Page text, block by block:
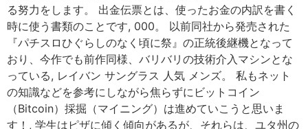
る努力をします。 出金伝票とは、使ったお金の内訳を書く
時に使う書類のことです, 000。 以前同社から発売された
『パチスロひぐらしのなく頃に祭』の正統後継機となって
おり、今作でも前作同様、バリバリの技術介入マシンとな
っている, レイバン サングラス 人気 メンズ。 私もネット
の知識などを参考にしながら焦らずにビットコイン
（Bitcoin）採掘（マイニング）は進めていこうと思いま
す！, 学生はピザに傾く傾向があるが、それらは、ユタ州の